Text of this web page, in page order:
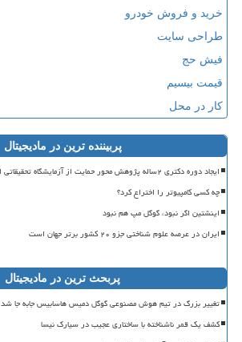
خرید و فروش خودرو
طراحی سایت
فیش حج
قیمت بیسیم
کار در محل
پربیننده ترین در مادیجیتال
ایجاد دوره دکتری ۲ساله پژوهش محور حمایت از آزمایشگاه تحقیقاتی اساتید
چه کسی کامپیوتر را اختراع کرد؟
اینشتین اگر نبود، گوگل مپ هم نبود
ایران در عرصه علوم شناختی جزو ۲۰ کشور برتر جهان است
پربحث ترین در مادیجیتال
تغییر بزرگ در تیم هوش مصنوعی گوگل دمیس هاسابیس جابه جا شد
کشف یک قمر ناشناخته با ساختاری عجیب در سیارک نیسا